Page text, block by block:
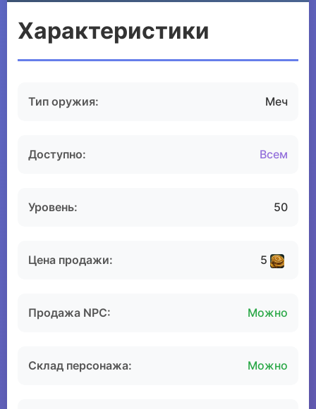
Характеристики
Тип оружия: Меч
Доступно: Всем
Уровень: 50
Цена продажи: 5
Продажа NPC: Можно
Склад персонажа: Можно